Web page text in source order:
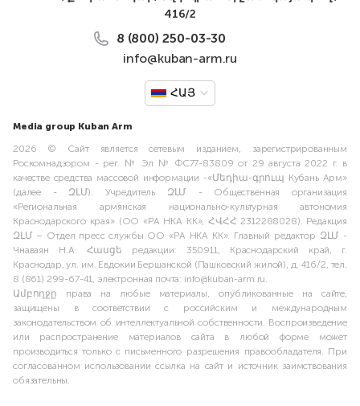
416/2
8 (800) 250-03-30
info@kuban-arm.ru
ՀԱՅ
Media group Kuban Arm
2026 © Сайт является сетевым изданием, зарегистрированным
Роскомнадзором - рег. № Эл № ФС77-83809 от 29 августа 2022 г. в
качестве средства массовой информации -«Մեդիա-գրուպ Кубань Арм»
(далее - ԶԼՄ). Учредитель ԶԼՄ - Общественная организация
«Региональная армянская национально-культурная автономия
Краснодарского края» (ОО «РА НКА КК», ՀՎՀՀ 2312288028). Редакция
ԶԼՄ – Отдел пресс службы ОО «РА НКА КК». Главный редактор ԶԼՄ -
Чнаваян Н.А. Հասցե редакции: 350911, Краснодарский край, г.
Краснодар, ул. им. Евдокии Бершанской (Пашковский жилой), д. 416/2, тел.
8 (861) 299-67-41, электронная почта: info@kuban-arm.ru.
Ամբողջը права на любые материалы, опубликованные на сайте,
защищены в соответствии с российским и международным
законодательством об интеллектуальной собственности. Воспроизведение
или распространение материалов сайта в любой форме может
производиться только с письменного разрешения правообладателя. При
согласованном использовании ссылка на сайт и источник заимствования
обязательны.